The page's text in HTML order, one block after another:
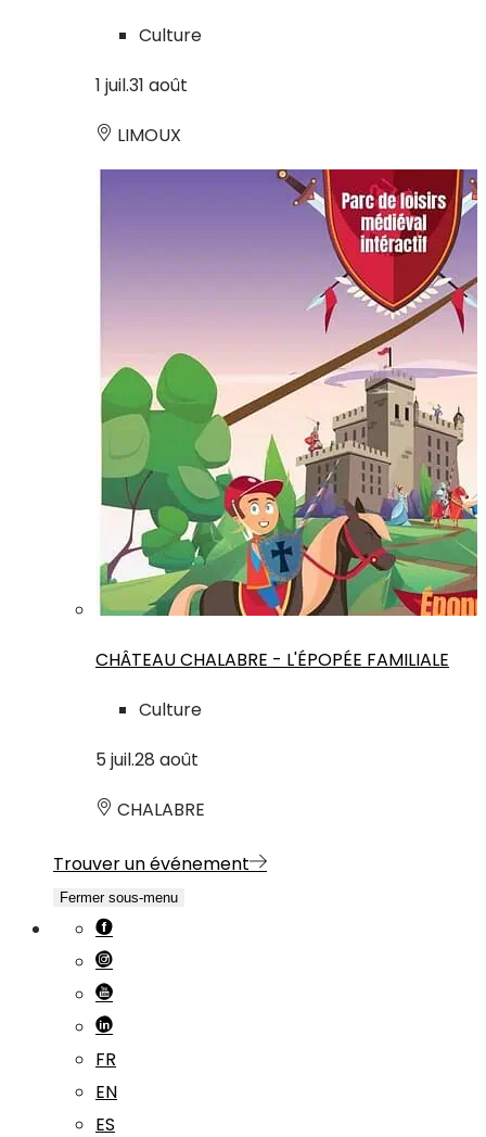
Culture
1 juil.31 août
LIMOUX
CHÂTEAU CHALABRE - L'ÉPOPÉE FAMILIALE
Culture
5 juil.28 août
CHALABRE
Trouver un événement
Fermer sous-menu
FR
EN
ES